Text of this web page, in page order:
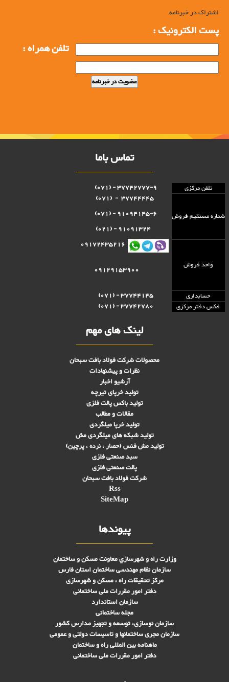
اشتراک در خبرنامه
پست الکترونیک :
تلفن همراه :
تماس باما
تلفن مرکزی 37742777-9 - (071)
شماره مستقيم فروش
91094145-6 - (071)
واحد فروش
09172435216
حسابداری
37744145 - (071)
فکس دفتر مرکزی
37742780 - (071)
لینک های مهم
محصولات شرکت فولاد بافت سبحان
نظرات و پیشنهادات
آرشیو اخبار
تولید خرپای تیرچه
تولید باکس پالت فلزی
مقالات و مطالب
تولید خرپا میلگردی
تولید شبکه های ميلگردی مش
تولید مش فنس (حصار ، نرده ، پرچین)
سبد صنعتی فلزی
پالت صنعتی فلزی
شرکت فولاد بافت سبحان
Rss
SiteMap
پیوندها
وزارت راه و شهرسازي معاونت مسکن و ساختمان
سازمان نظام مهندسی ساختمان استان فارس
مرکز تحقیقات راه ، مسکن و شهرسازی
دفتر امور مقررات ملی ساختمانی
سازمان استاندارد
مجله ساختمانی
سازمان نوسازی، توسعه و تجهیز مدارس کشور
سازمان مجری ساختمانها و تاسيسات دولتی و عمومی
ماهنامه بین المللی راه و ساختمان
دفتر امور مقررات ملی ساختمانی